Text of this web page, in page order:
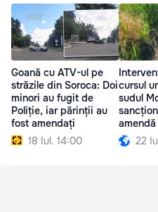
Goană cu ATV-ul pe
străzile din Soroca: Doi
minori au fugit de
Poliție, iar părinții au
fost amendați
18 Iul. 14:00
cursul
sudul
amendă
22